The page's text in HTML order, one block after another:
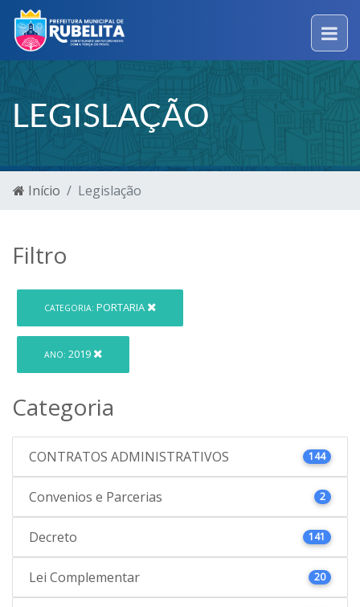
LEGISLAÇÃO
Início Legislação
Filtro
CATEGORIA: PORTARIA
ANO: 2019
Categoria
CONTRATOS ADMINISTRATIVOS 144
Convenios e Parcerias 2
Decreto 141
Lei Complementar 20